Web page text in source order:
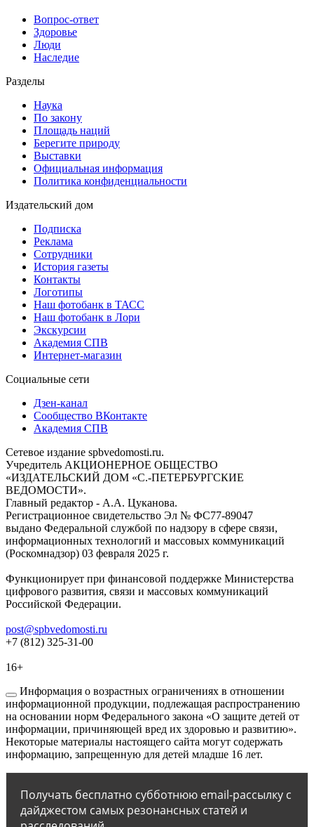
Вопрос-ответ
Здоровье
Люди
Наследие
Разделы
Наука
По закону
Площадь наций
Берегите природу
Выставки
Официальная информация
Политика конфиденциальности
Издательский дом
Подписка
Реклама
Сотрудники
История газеты
Контакты
Логотипы
Наш фотобанк в ТАСС
Наш фотобанк в Лори
Экскурсии
Академия СПВ
Интернет-магазин
Социальные сети
Дзен-канал
Сообщество ВКонтакте
Академия СПВ
Сетевое издание spbvedomosti.ru.
Учредитель АКЦИОНЕРНОЕ ОБЩЕСТВО
«ИЗДАТЕЛЬСКИЙ ДОМ «С.-ПЕТЕРБУРГСКИЕ
ВЕДОМОСТИ».
Главный редактор - А.А. Цуканова.
Регистрационное свидетельство Эл № ФС77-89047
выдано Федеральной службой по надзору в сфере связи,
информационных технологий и массовых коммуникаций
(Роскомнадзор) 03 февраля 2025 г.
Функционирует при финансовой поддержке Министерства
цифрового развития, связи и массовых коммуникаций
Российской Федерации.
post@spbvedomosti.ru
+7 (812) 325-31-00
16+
Информация о возрастных ограничениях в отношении
информационной продукции, подлежащая распространению
на основании норм Федерального закона «О защите детей от
информации, причиняющей вред их здоровью и развитию».
Некоторые материалы настоящего сайта могут содержать
информацию, запрещенную для детей младше 16 лет.
Получать бесплатно субботнюю email-рассылку с
дайджестом самых резонансных статей и